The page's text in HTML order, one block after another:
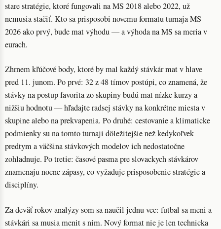
stare stratégie, ktoré fungovali na MS 2018 alebo 2022, už
nemusia stačiť. Kto sa prisposobi novemu formatu turnaja MS
2026 ako prvý, bude mat výhodu — a výhoda na MS sa meria v
eurach.
Zhrnem kľúčové body, ktoré by mal každý stávkár mat v hlave
pred 11. junom. Po prvé: 32 z 48 tímov postúpi, co znamená, že
stávky na postup favorita zo skupiny budú mat nízke kurzy a
nižšiu hodnotu — hľadajte radsej stávky na konkrétne miesta v
skupine alebo na prekvapenia. Po druhé: cestovanie a klimaticke
podmienky su na tomto turnaji dôležitejšie než kedykoľvek
predtym a väčšina stávkových modelov ich nedostatočne
zohladnuje. Po tretie: časové pasma pre slovackych stávkárov
znamenaju nocne zápasy, co vyžaduje prisposobenie stratégie a
disciplíny.
Za deväť rokov analýzy som sa naučil jednu vec: futbal sa meni a
stávkári sa musia menit s nim. Nový format nie je len technicka